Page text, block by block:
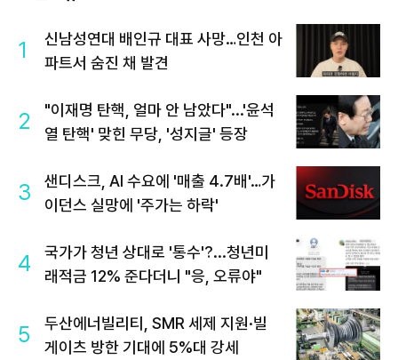
1
신남성연대 배인규 대표 사망…인천 아
파트서 숨진 채 발견
2
"이재명 탄핵, 얼마 안 남았다"...'윤석
열 탄핵' 맞힌 무당, '성지글' 등장
3
샌디스크, AI 수요에 '매출 4.7배'…가
이던스 실망에 '주가는 하락'
4
국가가 청년 상대로 '통수'?...청년미
래적금 12% 준다더니 "응, 오류야"
5
두산에너빌리티, SMR 세제 지원·빌
게이츠 방한 기대에 5%대 강세